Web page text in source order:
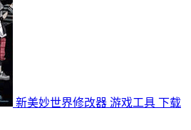
新美妙世界修改器 游戏工具 下载